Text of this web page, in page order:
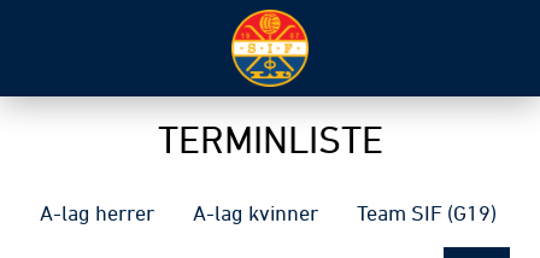
TERMINLISTE
A-lag herrer A-lag kvinner Team SIF (G19)